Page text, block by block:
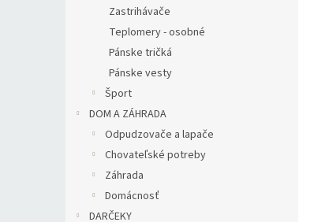
Zastrihávače
Teplomery - osobné
Pánske tričká
Pánske vesty
Šport
DOM A ZÁHRADA
Odpudzovače a lapače
Chovateľské potreby
Záhrada
Domácnosť
DARČEKY